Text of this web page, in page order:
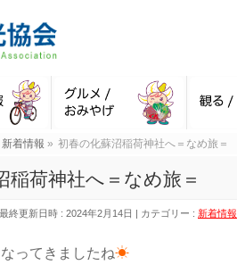
新着情報 » 初春の化蘇沼稲荷神社へ＝なめ旅＝
稲荷神社へ＝なめ旅＝
最終更新日時 : 2024年2月14日 カテゴリー : 新着情報
ってきましたね☀